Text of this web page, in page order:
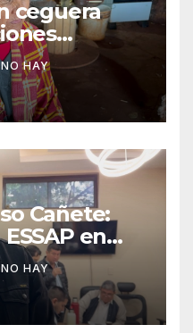
ceguera
impulsan
para
NO HAY
Cañete:
en
NO HAY